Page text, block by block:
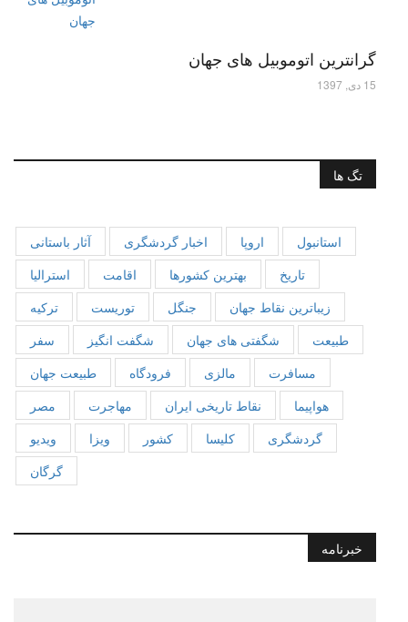
گرانترین اتوموبیل های جهان
15 دی, 1397
تگ ها
آثار باستانی اخبار گردشگری اروپا
استانبول
استرالیا
اقامت بهترین کشورها
تاریخ
ترکیه
توریست جنگل
زیباترین نقاط جهان
سفر
شگفت انگیز شگفتی های جهان
طبیعت
طبیعت جهان
فرودگاه مالزی
مسافرت
مصر
مهاجرت نقاط تاریخی ایران
هواپیما
ویدیو
ویزا کشور کلیسا
گردشگری
گرگان
خبرنامه